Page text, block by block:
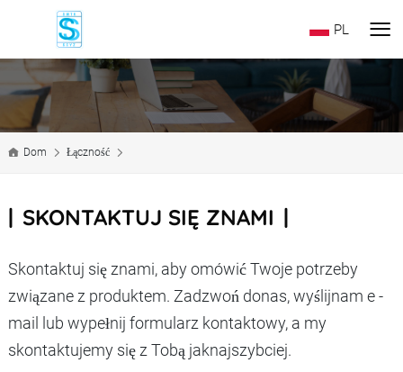
PL
Dom Łączność
SKONTAKTUJ SIĘ ZNAMI
Skontaktuj się znami, aby omówić Twoje potrzeby
związane z produktem. Zadzwoń donas, wyślijnam e -
mail lub wypełnij formularz kontaktowy, a my
skontaktujemy się z Tobą jaknajszybciej.